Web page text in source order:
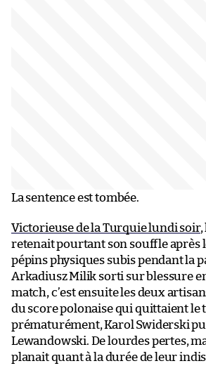
La sentence est tombée.
Victorieuse de la Turquie lundi soir,
retenait pourtant son souffle après
pépins physiques subis pendant la
Arkadiusz Milik sorti sur blessure
match, c’est ensuite les deux
du score polonaise qui quittaient le
prématurément, Karol Swiderski
Lewandowski. De lourdes pertes,
planait quant à la durée de leur